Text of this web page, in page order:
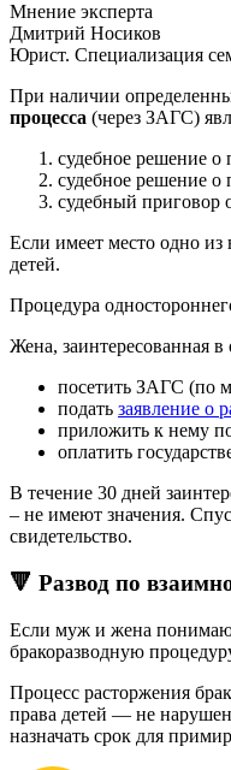
Мнение эксперта
Дмитрий Носиков
Юрист. Специализация
При наличии
процесса (через ЗАГС)
судебное решение
судебное решение
судебный приговор
Если имеет место одно из
детей.
Процедура
Жена, заинтересованная
посетить ЗАГС (по
подать заявление о
приложить к нему
оплатить
В течение 30 дней
– не имеют значения.
свидетельство.
🔻 Развод по
Если муж и жена
бракоразводную
Процесс расторжения
права детей — не
назначать срок для